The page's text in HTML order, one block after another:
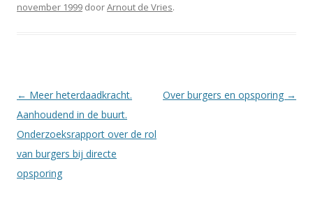
november 1999 doorArnout de Vries.
Berichtnavigatie
← Meer heterdaadkracht.
Aanhoudend in de buurt.
Onderzoeksrapport over de rol
van burgers bij directe
opsporing
Over burgers en opsporing →